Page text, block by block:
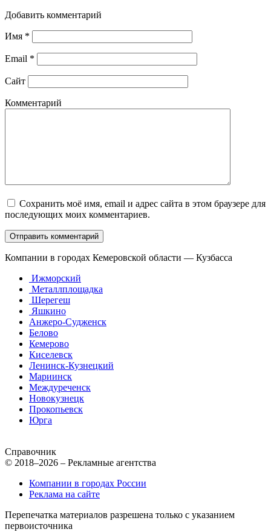
Добавить комментарий
Имя *
Email *
Сайт
Комментарий
Сохранить моё имя, email и адрес сайта в этом браузере для
последующих моих комментариев.
Компании в городах Кемеровской области — Кузбасса
Ижморский
Металлплощадка
Шерегеш
Яшкино
Анжеро-Судженск
Белово
Кемерово
Киселевск
Ленинск-Кузнецкий
Мариинск
Междуреченск
Новокузнецк
Прокопьевск
Юрга
Справочник
© 2018–2026 – Рекламные агентства
Компании в городах России
Реклама на сайте
Перепечатка материалов разрешена только с указанием
первоисточника